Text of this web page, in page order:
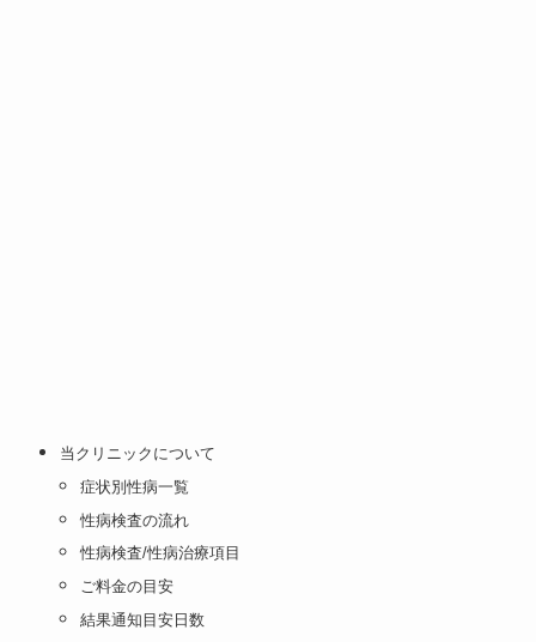
当クリニックについて
症状別性病一覧
性病検査の流れ
性病検査/性病治療項目
ご料金の目安
結果通知目安日数